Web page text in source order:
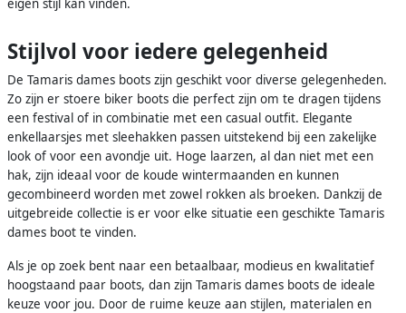
eigen stijl kan vinden.
Stijlvol voor iedere gelegenheid
De Tamaris dames boots zijn geschikt voor diverse gelegenheden.
Zo zijn er stoere biker boots die perfect zijn om te dragen tijdens
een festival of in combinatie met een casual outfit. Elegante
enkellaarsjes met sleehakken passen uitstekend bij een zakelijke
look of voor een avondje uit. Hoge laarzen, al dan niet met een
hak, zijn ideaal voor de koude wintermaanden en kunnen
gecombineerd worden met zowel rokken als broeken. Dankzij de
uitgebreide collectie is er voor elke situatie een geschikte Tamaris
dames boot te vinden.
Als je op zoek bent naar een betaalbaar, modieus en kwalitatief
hoogstaand paar boots, dan zijn Tamaris dames boots de ideale
keuze voor jou. Door de ruime keuze aan stijlen, materialen en